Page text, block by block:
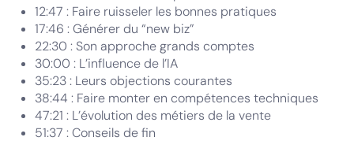
12:47 : Faire ruisseler les bonnes pratiques
17:46 : Générer du “new biz”
22:30 : Son approche grands comptes
30:00 : L’influence de l’IA
35:23 : Leurs objections courantes
38:44 : Faire monter en compétences techniques
47:21 : L’évolution des métiers de la vente
51:37 : Conseils de fin